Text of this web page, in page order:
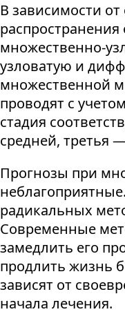
В зависимости
множественно-
узловатую и
множественной
проводят с
стадия
средней, третья
Прогнозы при
радикальных
Современные
замедлить его
продлить жизнь
зависят от
начала лечения.